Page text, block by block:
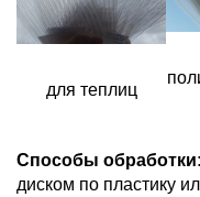
для теплиц
Способы обработки:
диском по пластику